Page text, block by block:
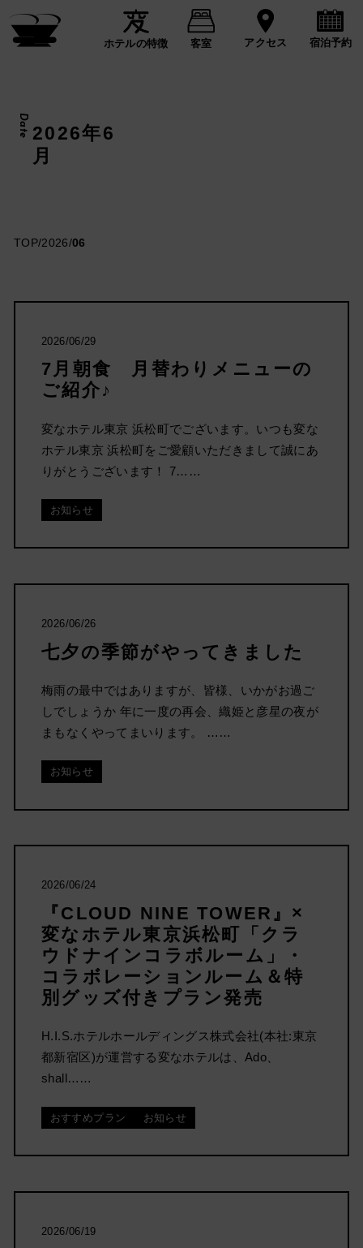
ホテルの特徴 客室 アクセス 宿泊予約
Date 2026年6
月
TOP/2026/06
2026/06/29
7月朝食 月替わりメニューの
ご紹介♪
変なホテル東京 浜松町でございます。いつも変な
ホテル東京 浜松町をご愛顧いただきまして誠にあ
りがとうございます！ 7……
お知らせ
2026/06/26
七夕の季節がやってきました
梅雨の最中ではありますが、皆様、いかがお過ご
しでしょうか 年に一度の再会、織姫と彦星の夜が
まもなくやってまいります。 ……
お知らせ
2026/06/24
『CLOUD NINE TOWER』×
変なホテル東京浜松町「クラ
ウドナインコラボルーム」・
コラボレーションルーム＆特
別グッズ付きプラン発売
H.I.S.ホテルホールディングス株式会社(本社:東京
都新宿区)が運営する変なホテルは、Ado、
shall……
おすすめプラン お知らせ
2026/06/19